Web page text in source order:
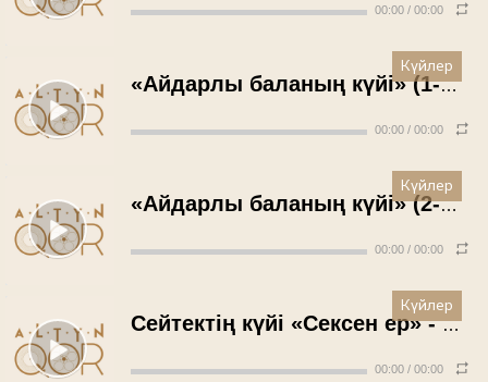
00:00 / 00:00
«Айдарлы баланың күйі» (1-ші түрі) - Қадырәлі Ержанов (1960 жыл)
00:00 / 00:00
Күйлер
«Айдарлы баланың күйі» (2-ші түрі) - Қадырәлі Ержанов (1960 жыл)
00:00 / 00:00
Күйлер
Сейтектің күйі «Сексен ер» - Мұхит Битенов (1963 жыл)
00:00 / 00:00
Күйлер